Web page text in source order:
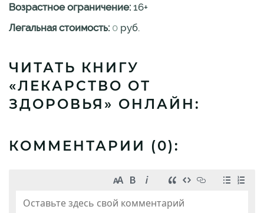
Возрастное ограничение: 16+
Легальная стоимость: 0 руб.
ЧИТАТЬ КНИГУ
«ЛЕКАРСТВО ОТ
ЗДОРОВЬЯ» ОНЛАЙН:
КОММЕНТАРИИ (0):